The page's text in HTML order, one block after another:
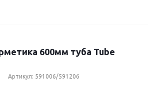
600мм туба Tube
Артикул: 591006/591206